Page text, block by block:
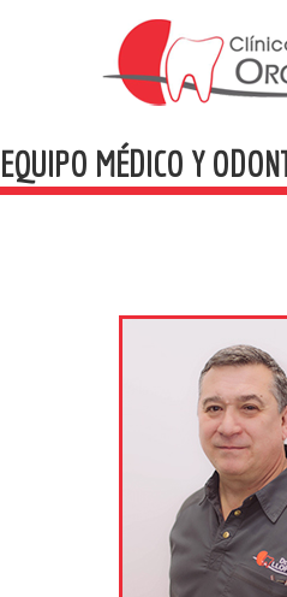
EQUIPO MÉDICO Y